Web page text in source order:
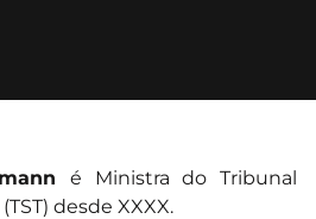
é Ministra do Tribunal
desde XXXX.